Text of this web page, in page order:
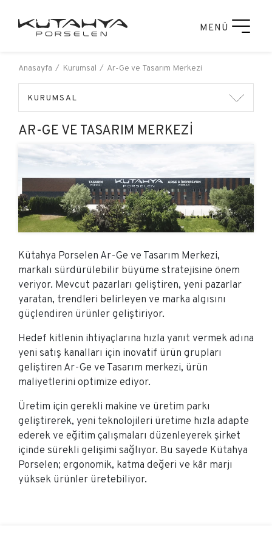
MENÜ
Anasayfa Kurumsal Ar-Ge ve Tasarım Merkezi
KURUMSAL
AR-GE VE TASARIM MERKEZI
Kütahya Porselen Ar-Ge ve Tasarım Merkezi,
markalı sürdürülebilir büyüme stratejisine önem
veriyor. Mevcut pazarları geliştiren, yeni pazarlar
yaratan, trendleri belirleyen ve marka algısını
güçlendiren ürünler geliştiriyor.
Hedef kitlenin ihtiyaçlarına hızla yanıt vermek adına
yeni satış kanalları için inovatif ürün grupları
geliştiren Ar-Ge ve Tasarım merkezi, ürün
maliyetlerini optimize ediyor.
Üretim için gerekli makine ve üretim parkı
geliştirerek, yeni teknolojileri üretime hızla adapte
ederek ve eğitim çalışmaları düzenleyerek şirket
içinde sürekli gelişimi sağlıyor. Bu sayede Kütahya
Porselen; ergonomik, katma değeri ve kâr marjı
yüksek ürünler üretebiliyor.